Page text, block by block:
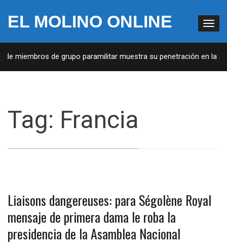
EL MOLINO ONLINE
de grupo paramilitar muestra su penetración en la
Tag: Francia
Liaisons dangereuses: para Ségolène Royal
mensaje de primera dama le roba la
presidencia de la Asamblea Nacional